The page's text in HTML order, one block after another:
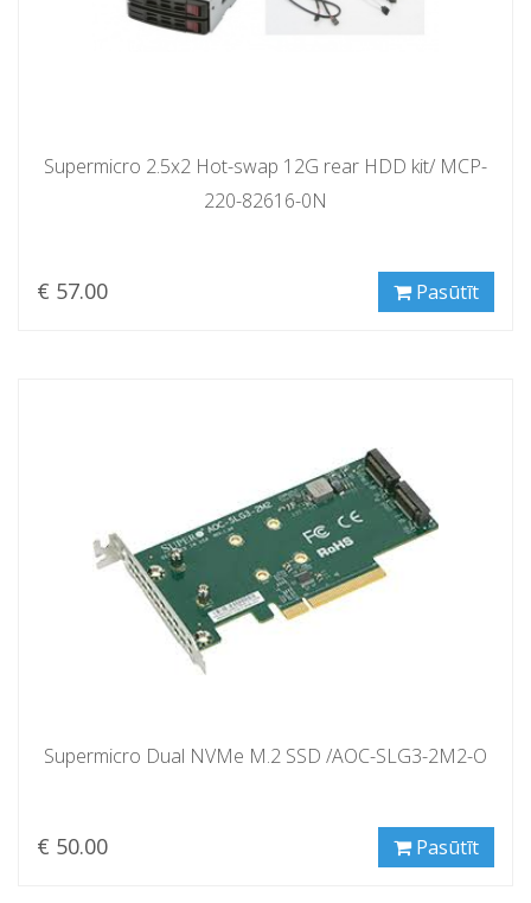
Supermicro 2.5x2 Hot-swap 12G rear HDD kit/ MCP-
220-82616-0N
€ 57.00 Pasūtīt
Supermicro Dual NVMe M.2 SSD /AOC-SLG3-2M2-O
€ 50.00 Pasūtīt